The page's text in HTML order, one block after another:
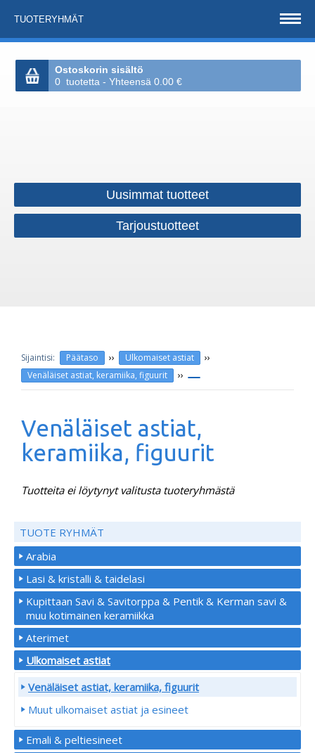
TUOTERYHMÄT
Ostoskorin sisältö
0 tuotetta - Yhteensä 0.00 €
Uusimmat tuotteet
Tarjoustuotteet
Päätaso ›› Ulkomaiset astiat ››
Venäläiset astiat, keramiika, figuurit ››
Venäläiset astiat,
keramiika, figuurit
Tuotteita ei löytynyt valitusta tuoteryhmästä
TUOTE RYHMÄT
Arabia
Lasi & kristalli & taidelasi
Kupittaan Savi & Savitorppa & Pentik & Kerman savi &
muu kotimainen keramiikka
Aterimet
Ulkomaiset astiat
Venäläiset astiat, keramiika, figuurit
Muut ulkomaiset astiat ja esineet
Emali & peltiesineet